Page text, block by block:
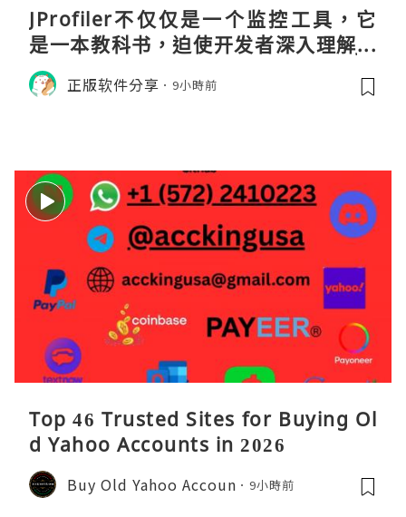
JProfiler不仅仅是一个监控工具，它
是一本教科书，迫使开发者深入理解JV
M的内存模型、垃圾回收机制和并发原
理。通过直观的可视化数据，它将抽象
正版软件分享 9小時前
Top 46 Trusted Sites for Buying Ol
d Yahoo Accounts in 2026
Buy Old Yahoo Accoun 9小時前